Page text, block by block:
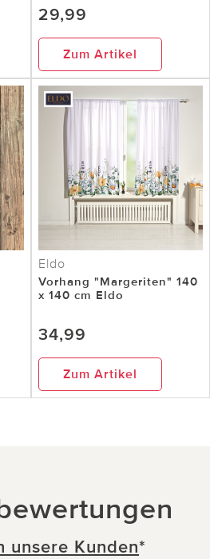
29,99
Zum Artikel
Eldo
Vorhang "Margeriten" 140
x 140 cm Eldo
34,99
Zum Artikel
unsere Kunden*